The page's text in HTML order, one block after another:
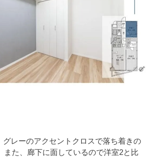
グレーのアクセントクロスで落ち着きの
また、廊下に面しているので洋室2と比